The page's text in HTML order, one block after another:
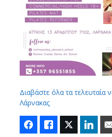
Διαβάστε όλα τα τελευταία
Λάρνακας
FacebookLike Twitter